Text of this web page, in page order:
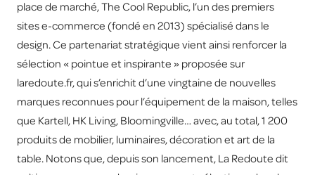
place de marché, The Cool Republic, l’un des premiers
sites e-commerce (fondé en 2013) spécialisé dans le
design. Ce partenariat stratégique vient ainsi renforcer la
sélection « pointue et inspirante » proposée sur
laredoute.fr, qui s’enrichit d’une vingtaine de nouvelles
marques reconnues pour l’équipement de la maison, telles
que Kartell, HK Living, Bloomingville… avec, au total, 1 200
produits de mobilier, luminaires, décoration et art de la
table. Notons que, depuis son lancement, La Redoute dit